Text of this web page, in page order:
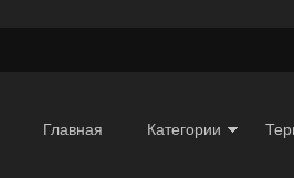
Главная Категории